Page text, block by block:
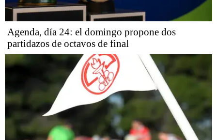
Agenda, día 24: el domingo propone dos
partidazos de octavos de final